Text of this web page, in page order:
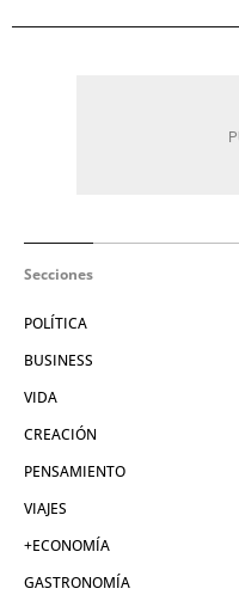
Secciones
POLÍTICA
BUSINESS
VIDA
CREACIÓN
PENSAMIENTO
VIAJES
+ECONOMÍA
GASTRONOMÍA